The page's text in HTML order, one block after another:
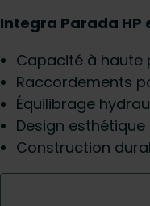
Integra Parada
Capacité à haute
Raccordements
Équilibrage
Design esthétique
Construction